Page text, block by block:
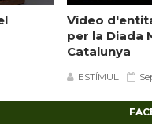
Vídeo
per la Diada
Catalunya
ESTÍMUL